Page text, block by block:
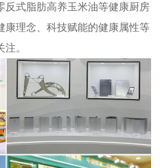
反式脂肪高养玉米油等健康厨房
康理念、科技赋能的健康属性等
。